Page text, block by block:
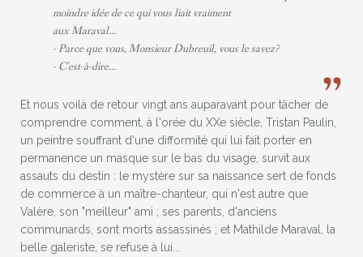
moindre idée de ce qui vous liait vraiment
aux Maraval...
- Parce que vous, Monsieur Dubreuil, vous le savez?
- C'est-à-dire...
Et nous voilà de retour vingt ans auparavant pour tâcher de
comprendre comment, à l'orée du XXe siècle, Tristan Paulin,
un peintre souffrant d'une difformité qui lui fait porter en
permanence un masque sur le bas du visage, survit aux
assauts du destin : le mystère sur sa naissance sert de fonds
de commerce à un maître-chanteur, qui n'est autre que
Valère, son "meilleur" ami ; ses parents, d'anciens
communards, sont morts assassinés ; et Mathilde Maraval, la
belle galeriste, se refuse à lui...